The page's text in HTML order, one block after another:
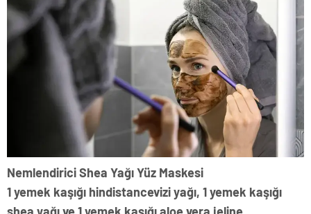
Nemlendirici Shea Yağı Yüz Maskesi
1 yemek kaşığı hindistancevizi yağı, 1 yemek kaşığı
shea yağı ve 1 yemek kaşığı aloe vera jeline